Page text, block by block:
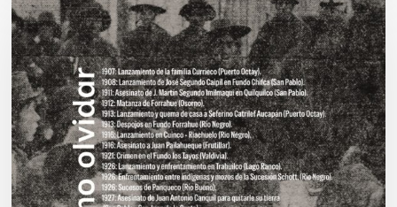
Palimpsesto
explora
a
través
del
arte
las